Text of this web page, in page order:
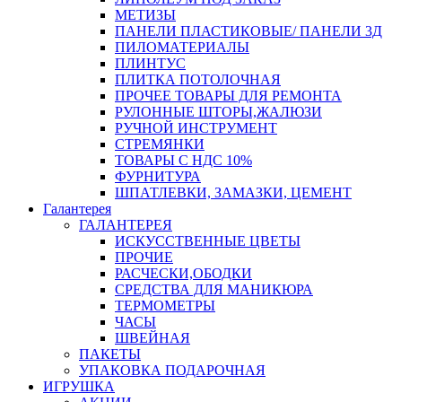
МЕТИЗЫ
ПАНЕЛИ ПЛАСТИКОВЫЕ/ ПАНЕЛИ 3Д
ПИЛОМАТЕРИАЛЫ
ПЛИНТУС
ПЛИТКА ПОТОЛОЧНАЯ
ПРОЧЕЕ ТОВАРЫ ДЛЯ РЕМОНТА
РУЛОННЫЕ ШТОРЫ,ЖАЛЮЗИ
РУЧНОЙ ИНСТРУМЕНТ
СТРЕМЯНКИ
ТОВАРЫ С НДС 10%
ФУРНИТУРА
ШПАТЛЕВКИ, ЗАМАЗКИ, ЦЕМЕНТ
Галантерея
ГАЛАНТЕРЕЯ
ИСКУССТВЕННЫЕ ЦВЕТЫ
ПРОЧИЕ
РАСЧЕСКИ,ОБОДКИ
СРЕДСТВА ДЛЯ МАНИКЮРА
ТЕРМОМЕТРЫ
ЧАСЫ
ШВЕЙНАЯ
ПАКЕТЫ
УПАКОВКА ПОДАРОЧНАЯ
ИГРУШКА